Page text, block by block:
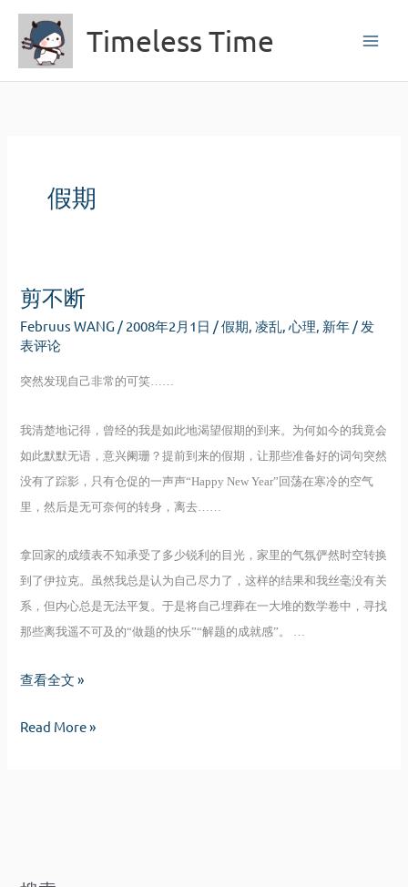
容
Timeless Time
假期
剪不断
Februus WANG / 2008年2月1日 /假期 ,凌乱 ,心理 新年 / 发
表评论
突然发现自己非常的可笑……
我清楚地记得，曾经的我是如此地渴望假期的到来。为何如今的我竟会
如此默默无语，意兴阑珊？提前到来的假期，让那些准备好的词句突然
没有了踪影，只有仓促的一声声“Happy New Year”回荡在寒冷的空气
里，然后是无可奈何的转身，离去……
拿回家的成绩表不知承受了多少锐利的目光，家里的气氛俨然时空转换
到了伊拉克。虽然我总是认为自己尽力了，这样的结果和我丝毫没有关
系，但内心总是无法平复。于是将自己埋葬在一大堆的数学卷中，寻找
那些离我遥不可及的“做题的快乐”“解题的成就感”。 …
剪
断
查看全文 »
剪
Read More »